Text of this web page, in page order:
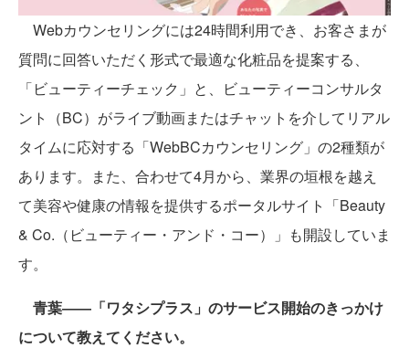
Webカウンセリングには24時間利用でき、お客さまが
質問に回答いただく形式で最適な化粧品を提案する、
「ビューティーチェック」と、ビューティーコンサルタ
ント（BC）がライブ動画またはチャットを介してリアル
タイムに応対する「WebBCカウンセリング」の2種類が
あります。また、合わせて4月から、業界の垣根を越え
て美容や健康の情報を提供するポータルサイト「Beauty
& Co.（ビューティー・アンド・コー）」も開設していま
す。
青葉――「ワタシプラス」のサービス開始のきっかけ
について教えてください。